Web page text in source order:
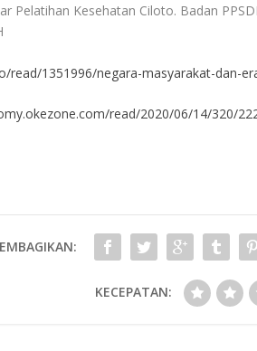
Pelatihan Kesehatan Ciloto. Badan
read/1351996/negara-masyarakat-dan-
read/2020/06/14/320/
KECEPATAN: